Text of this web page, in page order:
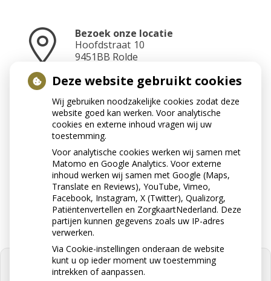
Bezoek onze locatie
Hoofdstraat 10
9451BB Rolde
Neem contact op
0592-241070
Stuur ons een e-mail
info@apotheekrolde.nl
Deze website gebruikt cookies
Wij gebruiken noodzakelijke cookies zodat deze
website goed kan werken. Voor analytische
cookies en externe inhoud vragen wij uw
toestemming.
Voor analytische cookies werken wij samen met
Matomo en Google Analytics. Voor externe
inhoud werken wij samen met Google (Maps,
Translate en Reviews), YouTube, Vimeo,
Facebook, Instagram, X (Twitter), Qualizorg,
Patiëntenvertellen en ZorgkaartNederland. Deze
partijen kunnen gegevens zoals uw IP-adres
verwerken.
Via Cookie-instellingen onderaan de website
kunt u op ieder moment uw toestemming
intrekken of aanpassen.